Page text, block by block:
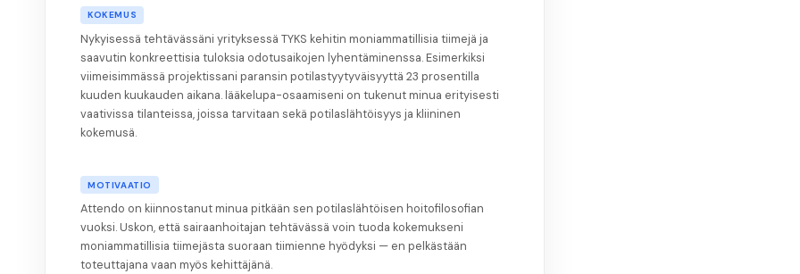
KOKEMUS
Nykyisessä tehtävässäni yrityksessä TYKS kehitin moniammatillisia tiimejä ja
saavutin konkreettisia tuloksia odotusaikojen lyhentäminenssa. Esimerkiksi
viimeisimmässä projektissani paransin potilastyytyväisyyttä 23 prosentilla
kuuden kuukauden aikana. lääkelupa-osaamiseni on tukenut minua erityisesti
vaativissa tilanteissa, joissa tarvitaan sekä potilaslähtöisyys ja kliininen
kokemusä.
MOTIVAATIO
Attendo on kiinnostanut minua pitkään sen potilaslähtöisen hoitofilosofian
vuoksi. Uskon, että sairaanhoitajan tehtävässä voin tuoda kokemukseni
moniammatillisia tiimejästa suoraan tiimienne hyödyksi — en pelkästään
toteuttajana vaan myös kehittäjänä.